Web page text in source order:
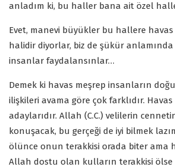
anladım ki, bu haller bana ait özel
Evet, manevi büyükler bu hallere
halidir diyorlar, biz de şükür
insanlar faydalansınlar…
Demek ki havas meşrep insanların
ilişkileri avama göre çok farklıdır.
adaylarıdır. Allah (C.C.) velilerin
konuşacak, bu gerçeği de iyi bilmek
ölünce onun terakkisi orada biter ama
Allah dostu olan kulların terakkisi ölse